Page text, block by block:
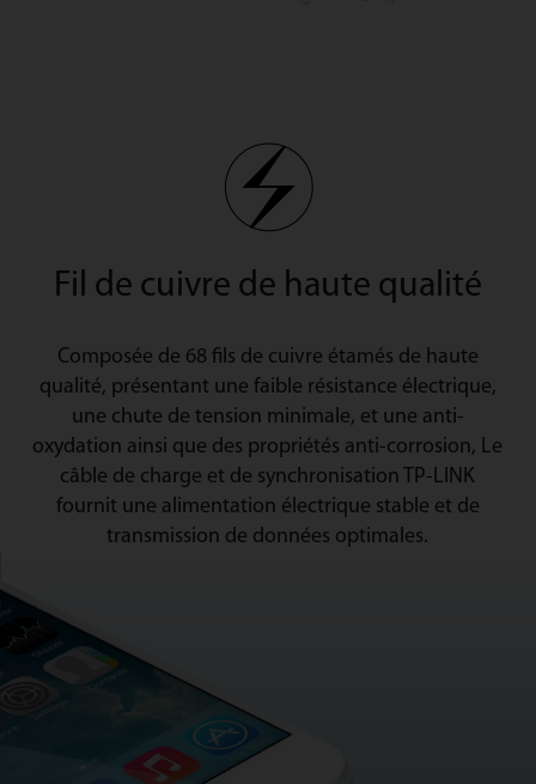
Fil de cuivre de haute qualité
Composée de 68 fils de cuivre étamés de haute
qualité, présentant une faible résistance électrique,
une chute de tension minimale, et une anti-
oxydation ainsi que des propriétés anti-corrosion, Le
câble de charge et de synchronisation TP-LINK
fournit une alimentation électrique stable et de
transmission de données optimales.